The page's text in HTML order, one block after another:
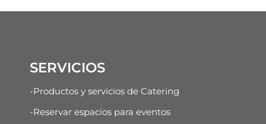
SERVICIOS
-Productos y servicios de Catering
-Reservar espacios para eventos